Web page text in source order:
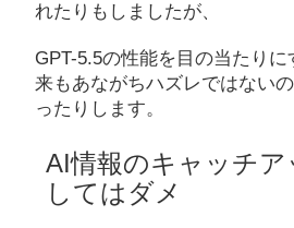
れたりもしましたが、
GPT-5.5の性能を目の当たり
来もあながちハズレではない
ったりします。
AI情報のキャッチア
してはダメ